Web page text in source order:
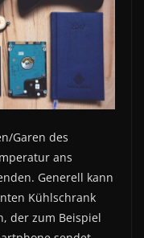
Garen des
ans
Generell kann
Kühlschrank
der zum Beispiel